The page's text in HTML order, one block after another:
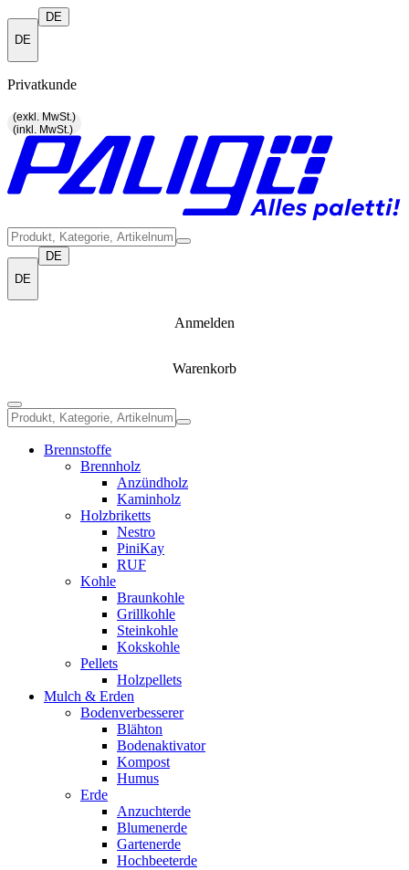
DE
DE
Privatkunde
(exkl. MwSt.)
(inkl. MwSt.)
DE
DE
Anmelden
Warenkorb
Brennstoffe
Brennholz
Anzündholz
Kaminholz
Holzbriketts
Nestro
PiniKay
RUF
Kohle
Braunkohle
Grillkohle
Steinkohle
Kokskohle
Pellets
Holzpellets
Mulch & Erden
Bodenverbesserer
Blähton
Bodenaktivator
Kompost
Humus
Erde
Anzuchterde
Blumenerde
Gartenerde
Hochbeeterde